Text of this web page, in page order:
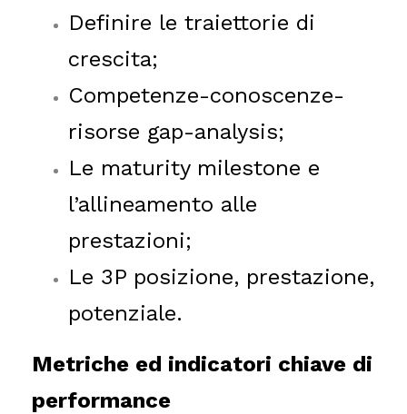
Definire le traiettorie di
crescita;
Competenze-conoscenze-
risorse gap-analysis;
Le maturity milestone e
l’allineamento alle
prestazioni;
Le 3P posizione, prestazione,
potenziale.
Metriche ed indicatori chiave di
performance